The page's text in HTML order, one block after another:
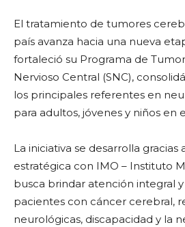
El tratamiento de tumores
país avanza hacia una nueva
fortaleció su Programa de
Nervioso Central (SNC),
los principales referentes en
para adultos, jóvenes y niños en
La iniciativa se desarrolla gracias
estratégica con IMO – Instituto
busca brindar atención integral
pacientes con cáncer cerebral,
neurológicas, discapacidad y la